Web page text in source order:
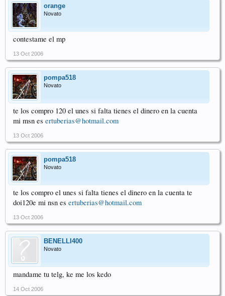
orange
Novato
contestame el mp
13 Oct 2006
pompa518
Novato
te los compro 120 el unes si falta tienes el dinero en la cuenta
mi msn es ertuberias@hotmail.com
13 Oct 2006
pompa518
Novato
te los compro el unes si falta tienes el dinero en la cuenta te
doi120e mi nsn es ertuberias@hotmail.com
13 Oct 2006
BENELLI400
Novato
mandame tu telg, ke me los kedo
14 Oct 2006